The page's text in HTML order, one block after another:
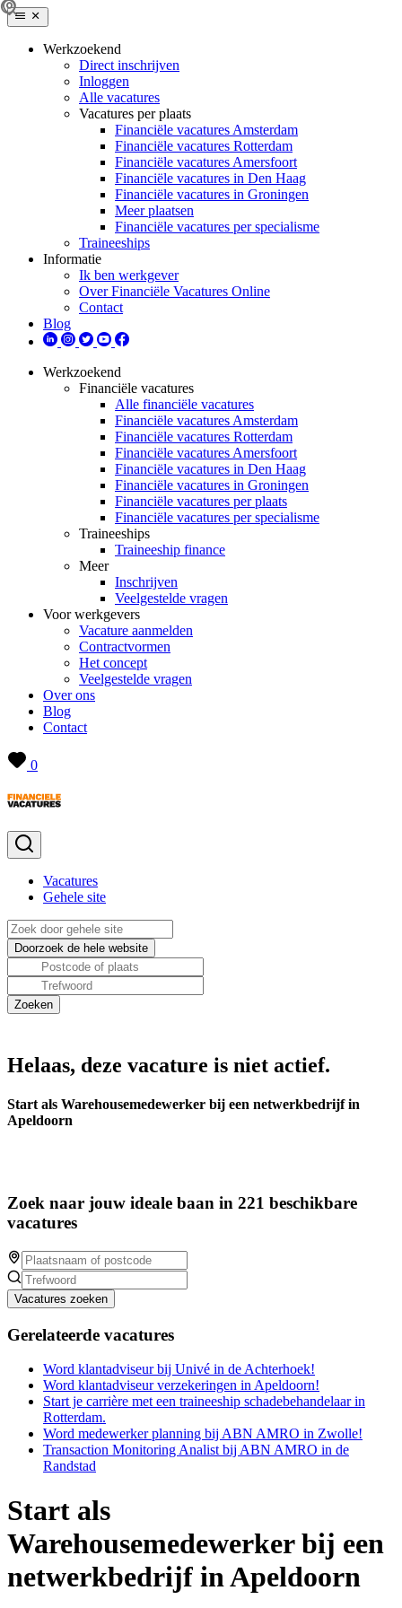
Werkzoekend
Direct inschrijven
Inloggen
Alle vacatures
Vacatures per plaats
Financiële vacatures Amsterdam
Financiële vacatures Rotterdam
Financiële vacatures Amersfoort
Financiële vacatures in Den Haag
Financiële vacatures in Groningen
Meer plaatsen
Financiële vacatures per specialisme
Traineeships
Informatie
Ik ben werkgever
Over Financiële Vacatures Online
Contact
Blog
Werkzoekend
Financiële vacatures
Alle financiële vacatures
Financiële vacatures Amsterdam
Financiële vacatures Rotterdam
Financiële vacatures Amersfoort
Financiële vacatures in Den Haag
Financiële vacatures in Groningen
Financiële vacatures per plaats
Financiële vacatures per specialisme
Traineeships
Traineeship finance
Meer
Inschrijven
Veelgestelde vragen
Voor werkgevers
Vacature aanmelden
Contractvormen
Het concept
Veelgestelde vragen
Over ons
Blog
Contact
0
Vacatures
Gehele site
Helaas, deze vacature is niet actief.
Start als Warehousemedewerker bij een netwerkbedrijf in
Apeldoorn
Zoek naar jouw ideale baan in 221 beschikbare
vacatures
Vacatures zoeken
Gerelateerde vacatures
Word klantadviseur bij Univé in de Achterhoek!
Word klantadviseur verzekeringen in Apeldoorn!
Start je carrière met een traineeship schadebehandelaar in
Rotterdam.
Word medewerker planning bij ABN AMRO in Zwolle!
Transaction Monitoring Analist bij ABN AMRO in de
Randstad
Start als
Warehousemedewerker bij een
netwerkbedrijf in Apeldoorn